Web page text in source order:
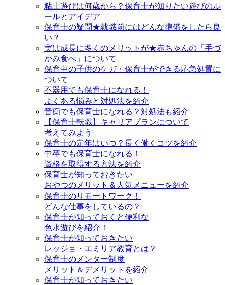
粘土遊びは何歳から？保育士が知りたい遊びのル
ールとアイデア
保育士の疑問★就職前にはどんな準備をしたら良
い？
実は成長に多くのメリットが★赤ちゃんの「手づ
かみ食べ」について
保育中の子供のケガ・保育士ができる応急処置に
ついて
不器用でも保育士になれる！
よくある悩みと対処法を紹介
音痴でも保育士になれる？対処法も紹介
【保育士転職】キャリアプランについて
考えてみよう
保育士の定年はいつ？長く働くコツを紹介
中卒でも保育士になれる！
資格を取得する方法を紹介
保育士が知っておきたい
おやつのメリット＆人気メニューを紹介
保育士のリモートワーク！
どんな仕事をしているの？
保育士が知っておくと便利な
色水遊びを紹介！
保育士が知っておきたい
レッジョ・エミリア教育とは？
保育士のメンター制度
メリット＆デメリットを紹介
保育士が知っておきたい